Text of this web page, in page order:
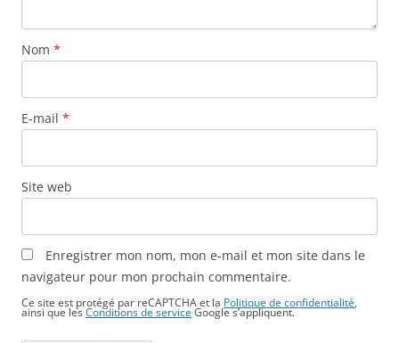
Nom *
E-mail *
Site web
Enregistrer mon nom, mon e-mail et mon site dans le
navigateur pour mon prochain commentaire.
Ce site est protégé par reCAPTCHA et la Politique de confidentialité
ainsi que lesConditions de service Google s’appliquent.